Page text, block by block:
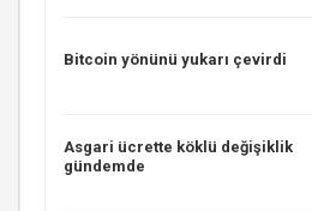
Bitcoin yönünü yukarı çevirdi
Asgari ücrette köklü değişiklik
gündemde